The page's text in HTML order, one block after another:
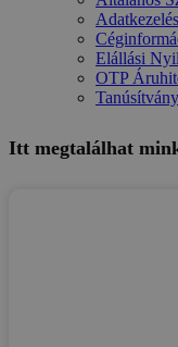
Elállási
OTP
Tanúsítvány
Itt megtalálhat